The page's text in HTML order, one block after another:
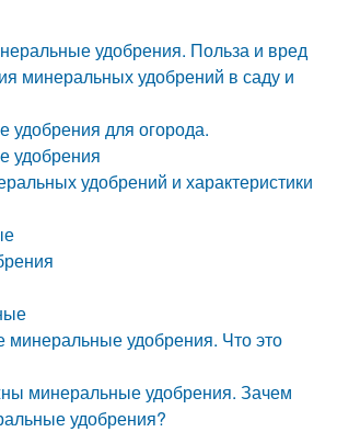
удобрения. Польза и вред
минеральных удобрений в саду и
удобрения для огорода.
удобрения
удобрений и характеристики
минеральные удобрения. Что это
минеральные удобрения. Зачем
удобрения?